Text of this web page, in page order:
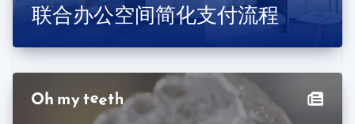
联合办公空间简化支付流程
捷克
克罗地亚
English
立陶宛